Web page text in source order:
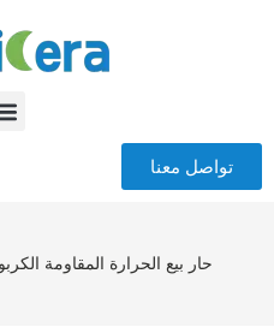
تواصل معنا
حار بيع الحرارة المقاومة